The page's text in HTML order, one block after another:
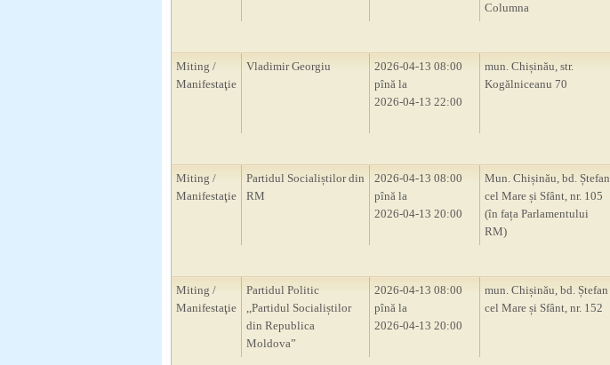
Columna
Miting /
Manifestaţie
Vladimir Georgiu
2026-04-13 08:00
pînă la
2026-04-13 22:00
mun. Chișinău, str.
Kogălniceanu 70
Miting /
Manifestaţie
Partidul Socialiștilor din
RM
2026-04-13 08:00
pînă la
2026-04-13 20:00
Mun. Chișinău, bd. Ștefan
cel Mare și Sfânt, nr. 105
(în fața Parlamentului
RM)
Miting /
Manifestaţie
Partidul Politic
,,Partidul Socialiștilor
din Republica
Moldova”
2026-04-13 08:00
pînă la
2026-04-13 20:00
mun. Chișinău, bd. Ștefan
cel Mare și Sfânt, nr. 152